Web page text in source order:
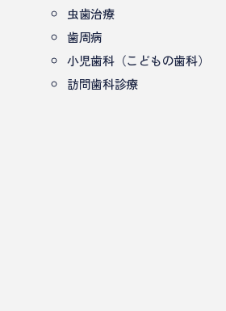
虫歯治療
歯周病
小児歯科（こどもの歯科）
訪問歯科診療